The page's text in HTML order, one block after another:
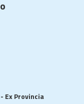
Ex Provincia